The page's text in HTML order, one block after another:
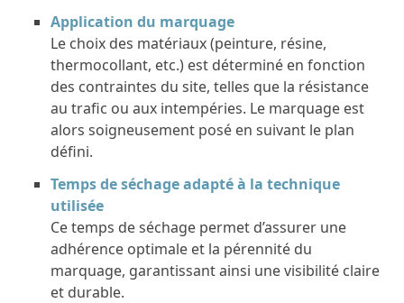
Application du marquage
Le choix des matériaux (peinture, résine,
thermocollant, etc.) est déterminé en fonction
des contraintes du site, telles que la résistance
au trafic ou aux intempéries. Le marquage est
alors soigneusement posé en suivant le plan
défini.
Temps de séchage adapté à la technique
utilisée
Ce temps de séchage permet d’assurer une
adhérence optimale et la pérennité du
marquage, garantissant ainsi une visibilité claire
et durable.